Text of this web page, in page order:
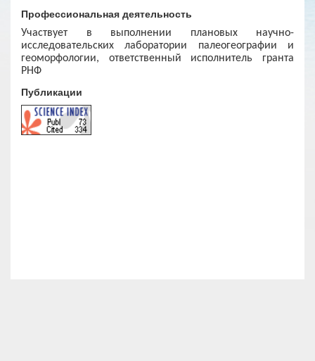
Профессиональная деятельность
Участвует в выполнении плановых научно-
исследовательских лаборатории палеогеографии и
геоморфологии, ответственный исполнитель гранта
РНФ
Публикации